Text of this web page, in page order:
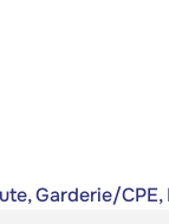
Garderie/